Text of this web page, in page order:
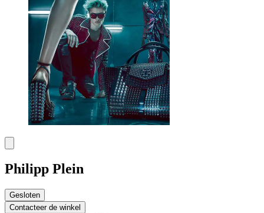
Philipp Plein
Gesloten
Contacteer de winkel